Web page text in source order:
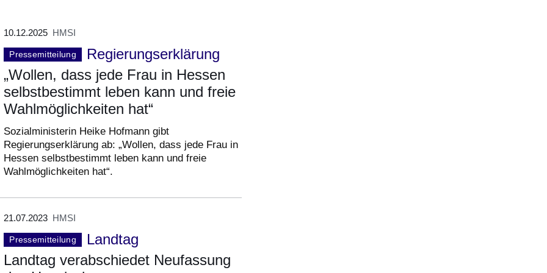
10.12.2025 HMSI
Pressemitteilung
Regierungserklärung
„Wollen, dass jede Frau in Hessen
selbstbestimmt leben kann und freie
Wahlmöglichkeiten hat“
Sozialministerin Heike Hofmann gibt
Regierungserklärung ab: „Wollen, dass jede Frau in
Hessen selbstbestimmt leben kann und freie
Wahlmöglichkeiten hat“.
21.07.2023 HMSI
Pressemitteilung
Landtag
Landtag verabschiedet Neufassung